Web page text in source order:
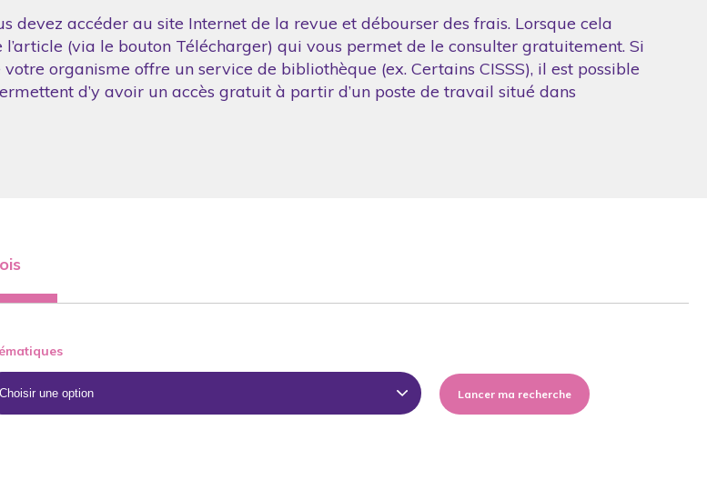
accéder au site Internet de la revue et débourser des frais. Lorsque cela
l’article (via le bouton Télécharger) qui vous permet de le consulter gratuitement. Si
organisme offre un service de bibliothèque (ex. Certains CISSS), il est possible
d’y avoir un accès gratuit à partir d’un poste de travail situé dans
Lancer ma recherche